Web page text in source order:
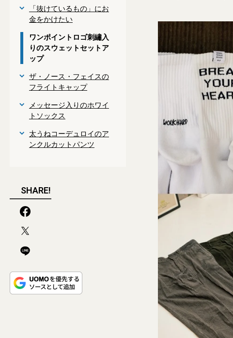
「抜けているもの」にお
金をかけたい
ワンポイントロゴ刺繡入
りのスウェットセットア
ップ
ザ・ノース・フェイスの
フライトキャップ
メッセージ入りのホワイ
トソックス
太うねコーデュロイのア
ンクルカットパンツ
SHARE!